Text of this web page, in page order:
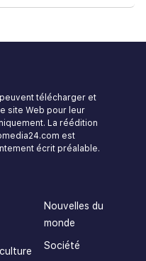
télécharger et
site Web pour leur
La réédition
est
écrit préalable.
Nouvelles du
monde
Société